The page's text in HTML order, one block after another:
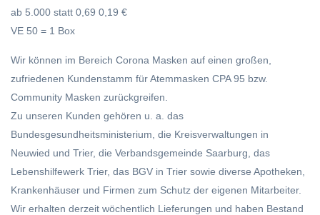
ab 5.000 statt 0,69 0,19 €
VE 50 = 1 Box
Wir können im Bereich Corona Masken auf einen großen,
zufriedenen Kundenstamm für Atemmasken CPA 95 bzw.
Community Masken zurückgreifen.
Zu unseren Kunden gehören u. a. das
Bundesgesundheitsministerium, die Kreisverwaltungen in
Neuwied und Trier, die Verbandsgemeinde Saarburg, das
Lebenshilfewerk Trier, das BGV in Trier sowie diverse Apotheken,
Krankenhäuser und Firmen zum Schutz der eigenen Mitarbeiter.
Wir erhalten derzeit wöchentlich Lieferungen und haben Bestand